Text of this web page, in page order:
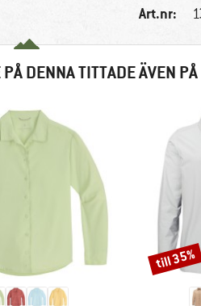
Art.nr:
DENNA TITTADE ÄVEN PÅ
Rabatt
till 35%